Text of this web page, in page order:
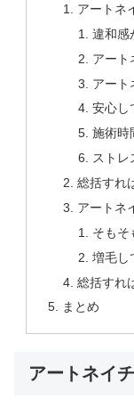
アートネ
違和感
アート
アート
安心し
施術時
ストレ
総括すれ
アートネ
そもそ
増毛し
総括すれ
まとめ
アートネイ